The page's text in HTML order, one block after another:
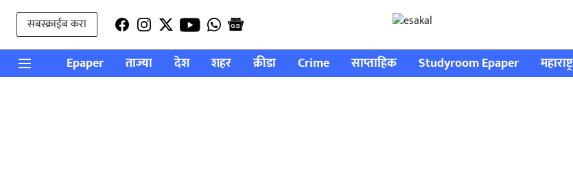
सबस्क्राईब करा
Epaper ताज्या देश शहर क्रीडा Crime साप्ताहिक Studyroom Epaper महाराष्ट्र